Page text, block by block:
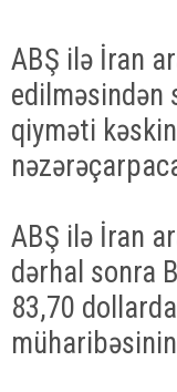
ABŞ ilə İran
edilməsindən
qiyməti
ABŞ ilə İran
dərhal sonra
83,70